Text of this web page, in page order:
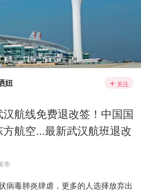
妞 关注
航线免费退改签！中国国
航空...最新武汉航班退改
布
病毒肺炎肆虐，更多的人选择放弃出